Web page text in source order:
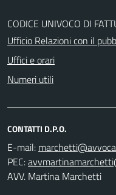
CODICE UNIVOCO DI
Ufficio Relazioni con il
Uffici e orari
Numeri utili
CONTATTI D.P.O.
E-mail:
PEC:
AVV. Martina Marchetti